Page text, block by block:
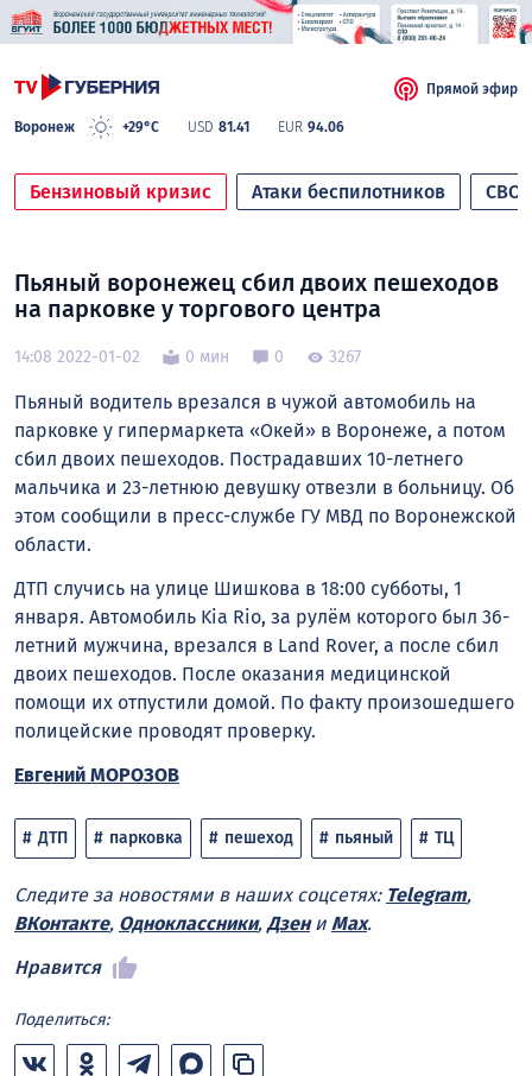
Воронеж +29°C USD 81.41 EUR 94.06
Прямой эфир
Бензиновый кризис Атаки беспилотников СВО
Пьяный воронежец сбил двоих пешеходов
на парковке у торгового центра
14:08 2022-01-02 0 мин 0 3267
Пьяный водитель врезался в чужой автомобиль на
парковке у гипермаркета «Окей» в Воронеже, а потом
сбил двоих пешеходов. Пострадавших 10-летнего
мальчика и 23-летнюю девушку отвезли в больницу. Об
этом сообщили в пресс-службе ГУ МВД по Воронежской
области.
ДТП случись на улице Шишкова в 18:00 субботы, 1
января. Автомобиль Kia Rio, за рулём которого был 36-
летний мужчина, врезался в Land Rover, а после сбил
двоих пешеходов. После оказания медицинской
помощи их отпустили домой. По факту произошедшего
полицейские проводят проверку.
Евгений МОРОЗОВ
ДТП парковка пешеход пьяный ТЦ
Следите за новостями в наших соцсетях: Telegram,
ВКонтакте, Одноклассники, Дзени Max.
Нравится
Поделиться: